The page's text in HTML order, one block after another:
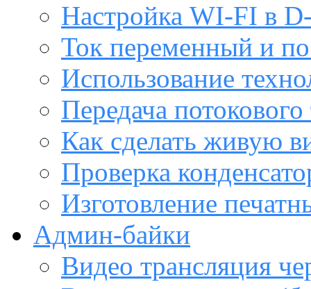
Настройка WI-FI в
Ток переменный и
Использование
Передача
Как сделать живую
Проверка
Изготовление
Админ-байки
Видео трансляция